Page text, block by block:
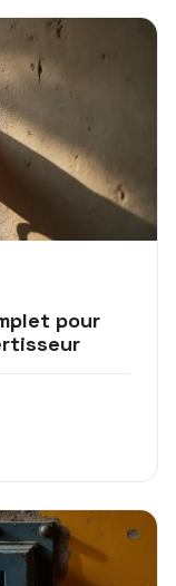
pour